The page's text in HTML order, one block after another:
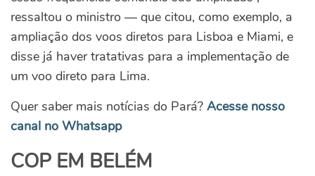
ressaltou o ministro — que citou, como exemplo, a
ampliação dos voos diretos para Lisboa e Miami, e
disse já haver tratativas para a implementação de
um voo direto para Lima.
Quer saber mais notícias do Pará? Acesse nosso
canal no Whatsapp
COP EM BELÉM